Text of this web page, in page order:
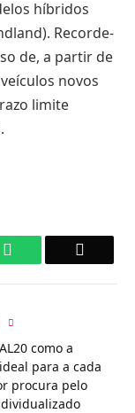
híbridos
Recorde-
de, a partir de
novos
limite
WhatsApp
como a
para a cada
procura pelo